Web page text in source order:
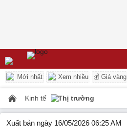
Mới nhất Xem nhiều 💰 Giá vàng
Kinh tế Thị trường
Xuất bản ngày 16/05/2026 06:25 AM